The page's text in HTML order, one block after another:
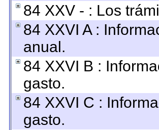
84 XXV - : Los
84 XXVI A :
anual.
84 XXVI B :
gasto.
84 XXVI C :
gasto.